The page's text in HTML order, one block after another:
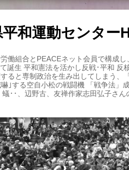
和運動センター
働組合とPEACEネット会員で構成
誕生 平和憲法を活かし反戦･平和
ると専制政治を生み出してしまう
｣する空自小松の戦闘機 「戦争法
･･、辺野古、友禅作家志田弘子さ